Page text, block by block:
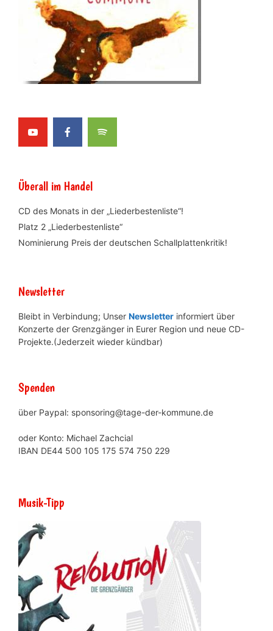
Überall im Handel
CD des Monats in der „Liederbestenliste“!
Platz 2 „Liederbestenliste“
Nominierung Preis der deutschen Schallplattenkritik!
Newsletter
Bleibt in Verbindung; Unser Newsletter informiert über
Konzerte der Grenzgänger in Eurer Region und neue CD-
Projekte.(Jederzeit wieder kündbar)
Spenden
über Paypal: sponsoring@tage-der-kommune.de
oder Konto: Michael Zachcial
IBAN DE44 500 105 175 574 750 229
Musik-Tipp